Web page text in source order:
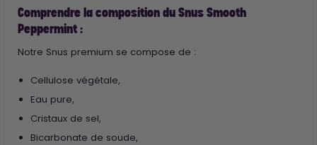
Comprendre la composition du Snus Smooth
Peppermint :
Notre Snus premium se compose de :
Cellulose végétale,
Eau pure,
Cristaux de sel,
Bicarbonate de soude,